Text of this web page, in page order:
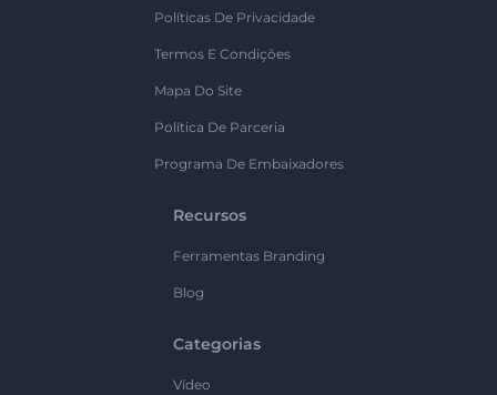
Políticas De Privacidade
Termos E Condições
Mapa Do Site
Política De Parceria
Programa De Embaixadores
Recursos
Ferramentas Branding
Blog
Categorias
Vídeo